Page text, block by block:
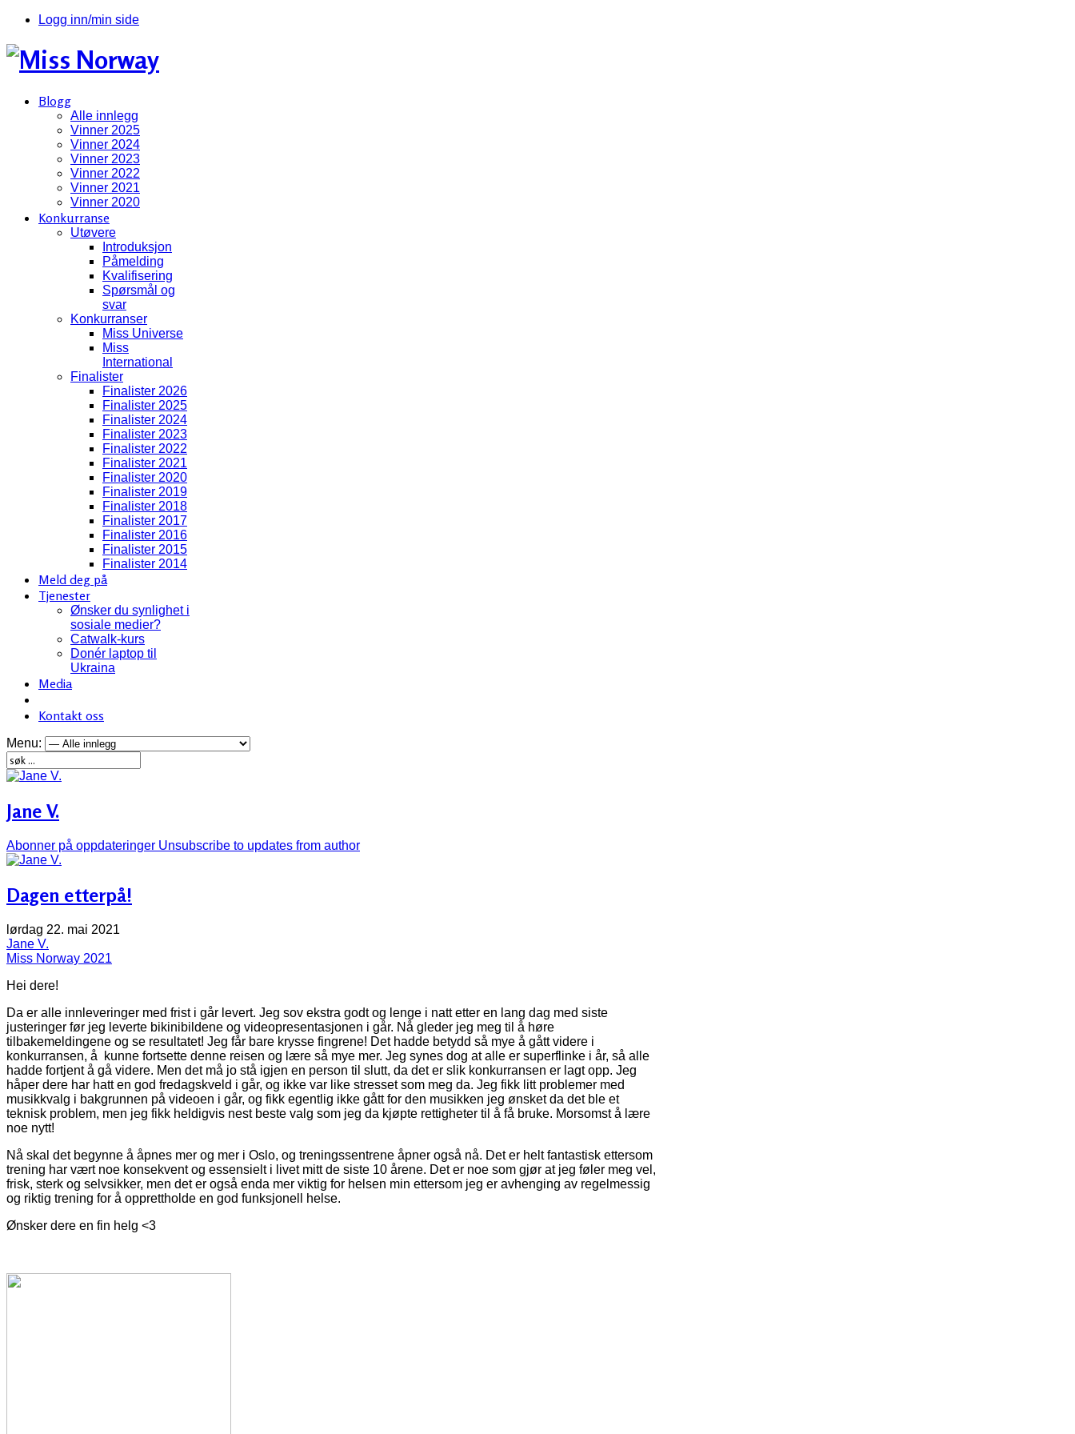
Logg inn/min side
Blogg
Alle innlegg
Vinner 2025
Vinner 2024
Vinner 2023
Vinner 2022
Vinner 2021
Vinner 2020
Konkurranse
Utøvere
Introduksjon
Påmelding
Kvalifisering
Spørsmål og
svar
Konkurranser
Miss Universe
Miss
International
Finalister
Finalister 2026
Finalister 2025
Finalister 2024
Finalister 2023
Finalister 2022
Finalister 2021
Finalister 2020
Finalister 2019
Finalister 2018
Finalister 2017
Finalister 2016
Finalister 2015
Finalister 2014
Meld deg på
Tjenester
Ønsker du synlighet i
sosiale medier?
Catwalk-kurs
Donér laptop til
Ukraina
Media
Kontakt oss
Menu:
Jane V.
Abonner på oppdateringer Unsubscribe to updates from author
Dagen etterpå!
lørdag 22. mai 2021
Jane V.
Miss Norway 2021
Hei dere!
Da er alle innleveringer med frist i går levert. Jeg sov ekstra godt og lenge i natt etter en lang dag med siste
justeringer før jeg leverte bikinibildene og videopresentasjonen i går. Nå gleder jeg meg til å høre
tilbakemeldingene og se resultatet! Jeg får bare krysse fingrene! Det hadde betydd så mye å gått videre i
konkurransen, å kunne fortsette denne reisen og lære så mye mer. Jeg synes dog at alle er superflinke i år, så alle
hadde fortjent å gå videre. Men det må jo stå igjen en person til slutt, da det er slik konkurransen er lagt opp. Jeg
håper dere har hatt en god fredagskveld i går, og ikke var like stresset som meg da. Jeg fikk litt problemer med
musikkvalg i bakgrunnen på videoen i går, og fikk egentlig ikke gått for den musikken jeg ønsket da det ble et
teknisk problem, men jeg fikk heldigvis nest beste valg som jeg da kjøpte rettigheter til å få bruke. Morsomst å lære
noe nytt!
Nå skal det begynne å åpnes mer og mer i Oslo, og treningssentrene åpner også nå. Det er helt fantastisk ettersom
trening har vært noe konsekvent og essensielt i livet mitt de siste 10 årene. Det er noe som gjør at jeg føler meg vel,
frisk, sterk og selvsikker, men det er også enda mer viktig for helsen min ettersom jeg er avhenging av regelmessig
og riktig trening for å opprettholde en god funksjonell helse.
Ønsker dere en fin helg <3